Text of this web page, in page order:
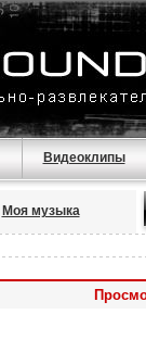
Видеоклипы
Моя музыка